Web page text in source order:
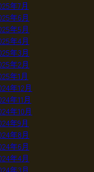
年7月
年6月
年5月
年4月
年3月
年2月
年1月
年12月
年11月
年10月
年9月
年8月
年6月
年4月
年3月